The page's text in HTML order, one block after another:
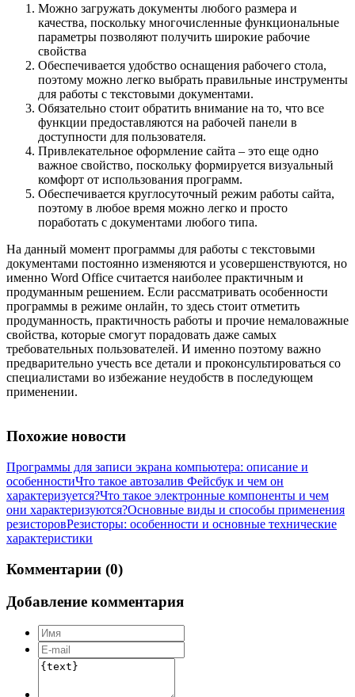
Можно загружать документы любого размера и
качества, поскольку многочисленные функциональные
параметры позволяют получить широкие рабочие
свойства
Обеспечивается удобство оснащения рабочего стола,
поэтому можно легко выбрать правильные инструменты
для работы с текстовыми документами.
Обязательно стоит обратить внимание на то, что все
функции предоставляются на рабочей панели в
доступности для пользователя.
Привлекательное оформление сайта – это еще одно
важное свойство, поскольку формируется визуальный
комфорт от использования программ.
Обеспечивается круглосуточный режим работы сайта,
поэтому в любое время можно легко и просто
поработать с документами любого типа.
На данный момент программы для работы с текстовыми
документами постоянно изменяются и усовершенствуются, но
именно Word Office считается наиболее практичным и
продуманным решением. Если рассматривать особенности
программы в режиме онлайн, то здесь стоит отметить
продуманность, практичность работы и прочие немаловажные
свойства, которые смогут порадовать даже самых
требовательных пользователей. И именно поэтому важно
предварительно учесть все детали и проконсультироваться со
специалистами во избежание неудобств в последующем
применении.
Похожие новости
Программы для записи экрана компьютера: описание и
особенностиЧто такое автозалив Фейсбук и чем он
характеризуется?Что такое электронные компоненты и чем
они характеризуются?Основные виды и способы применения
резисторовРезисторы: особенности и основные технические
характеристики
Комментарии (0)
Добавление комментария